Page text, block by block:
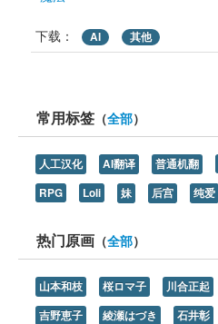
下载： AI 其他
常用标签 （全部）
人工汉化 AI翻译 普通机翻
RPG
Loli 妹 后宫 纯爱
热门原画 （全部）
山本和枝 桜ロマ子 川合正起
吉野恵子
綾瀬はづき 石井彰